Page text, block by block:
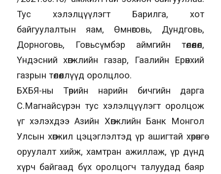
Тус хэлэлцүүлэгт Барилга, хот
байгуулалтын яам, Өмнөговь, Дундговь,
Дорноговь, Говьсүмбэр аймгийн төлөөлөл,
Үндэсний хөгжлийн газар, Гаалийн Ерөнхий
газрын төлөөллүүд оролцлоо.
БХБЯ-ны Төрийн нарийн бичгийн дарга
С.Магнайсүрэн тус хэлэлцүүлэгт оролцож
үг хэлэхдээ Азийн Хөгжлийн Банк Монгол
Улсын хөгжил цэцэглэлтэд үр ашигтай хөрөнгө
оруулалт хийж, хамтран ажиллаж, үр дүнд
хүрч байгаад бүх оролцогч талуудад баяр